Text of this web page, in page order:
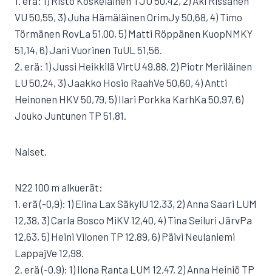
VU 50,55, 3) Juha Hämäläinen OrimJy 50,68, 4) Timo
Törmänen RovLa 51,00, 5) Matti Röppänen KuopNMKY
51,14, 6) Jani Vuorinen TuUL 51,56.
2. erä: 1) Jussi Heikkilä VirtU 49,88, 2) Piotr Meriläinen
LU 50,24, 3) Jaakko Hosio RaahVe 50,60, 4) Antti
Heinonen HKV 50,79, 5) Ilari Porkka KarhKa 50,97, 6)
Jouko Juntunen TP 51,81.
Naiset,
N22 100 m alkuerät:
1. erä (-0,9): 1) Elina Lax SäkylU 12,33, 2) Anna Saari LUM
12,38, 3) Carla Bosco MiKV 12,40, 4) Tina Seiluri JärvPa
12,63, 5) Heini Vilonen TP 12,89, 6) Päivi Neulaniemi
LappajVe 12,98.
2. erä (-0,9): 1) Ilona Ranta LUM 12,47, 2) Anna Heiniö TP